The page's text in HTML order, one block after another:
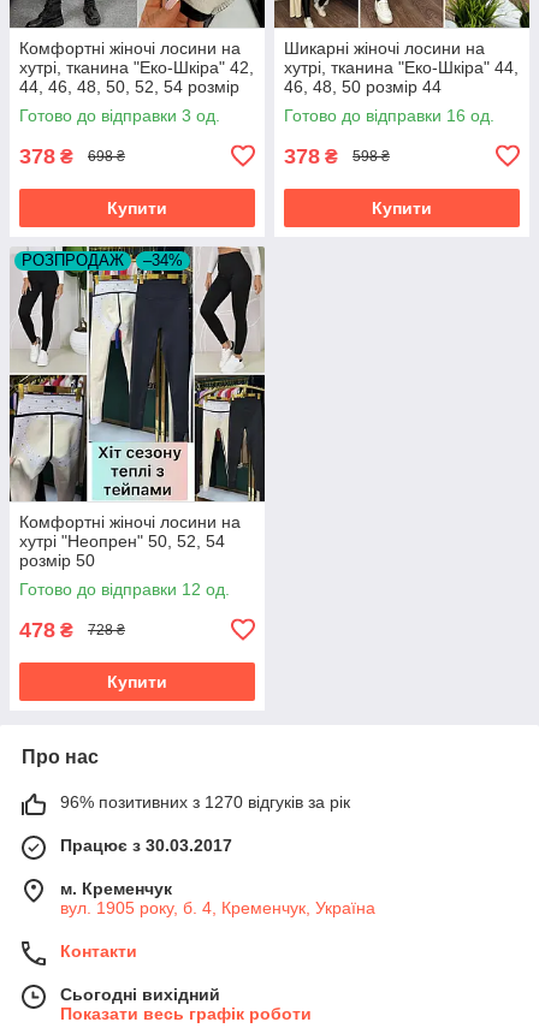
Комфортні жіночі лосини на
хутрі, тканина "Еко-Шкіра" 42,
44, 46, 48, 50, 52, 54 розмір
42
Готово до відправки 3 од.
378 ₴ 698 ₴
Купити
Шикарні жіночі лосини на
хутрі, тканина "Еко-Шкіра" 44,
46, 48, 50 розмір 44
Готово до відправки 16 од.
378 ₴ 598 ₴
Купити
РОЗПРОДАЖ –34%
Комфортні жіночі лосини на
хутрі "Неопрен" 50, 52, 54
розмір 50
Готово до відправки 12 од.
478 ₴ 728 ₴
Купити
Про нас
96% позитивних з 1270 відгуків за рік
Працює з 30.03.2017
м. Кременчук
вул. 1905 року, б. 4, Кременчук, Україна
Контакти
Сьогодні вихідний
Показати весь графік роботи